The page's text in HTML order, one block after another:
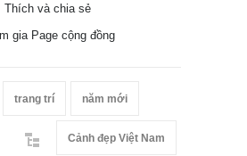
Thích và chia sẻ
gia Page cộng đồng
trang trí năm mới
Cảnh đẹp Việt Nam